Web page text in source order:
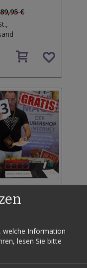
89,95 €
den
- MENTALES
den
welche Information
lesen Sie bitte